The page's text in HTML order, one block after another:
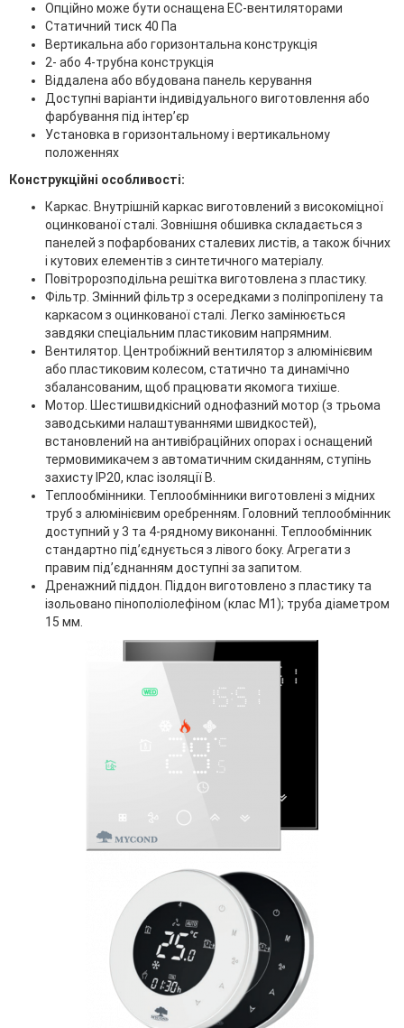
Опційно може бути оснащена EC-вентиляторами
Статичний тиск 40 Па
Вертикальна або горизонтальна конструкція
2- або 4-трубна конструкція
Віддалена або вбудована панель керування
Доступні варіанти індивідуального виготовлення або
фарбування під інтер’єр
Установка в горизонтальному і вертикальному
положеннях
Конструкційні особливості:
Каркас. Внутрішній каркас виготовлений з високоміцної
оцинкованої сталі. Зовнішня обшивка складається з
панелей з пофарбованих сталевих листів, а також бічних
і кутових елементів з синтетичного матеріалу.
Повітророзподільна решітка виготовлена з пластику.
Фільтр. Змінний фільтр з осередками з поліпропілену та
каркасом з оцинкованої сталі. Легко замінюється
завдяки спеціальним пластиковим напрямним.
Вентилятор. Центробіжний вентилятор з алюмінієвим
або пластиковим колесом, статично та динамічно
збалансованим, щоб працювати якомога тихіше.
Мотор. Шестишвидкісний однофазний мотор (з трьома
заводськими налаштуваннями швидкостей),
встановлений на антивібраційних опорах і оснащений
термовимикачем з автоматичним скиданням, ступінь
захисту IP20, клас ізоляції B.
Теплообмінники. Теплообмінники виготовлені з мідних
труб з алюмінієвим оребренням. Головний теплообмінник
доступний у 3 та 4-рядному виконанні. Теплообмінник
стандартно під’єднується з лівого боку. Агрегати з
правим під’єднанням доступні за запитом.
Дренажний піддон. Піддон виготовлено з пластику та
ізольовано пінополіолефіном (клас М1); труба діаметром
15 мм.